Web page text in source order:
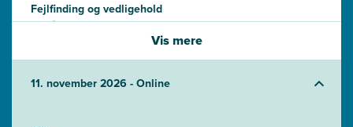
Fejlfinding og vedligehold
Du får kompetencer til at analysere systemfejl og sikre
Vis mere
11. november 2026 - Online